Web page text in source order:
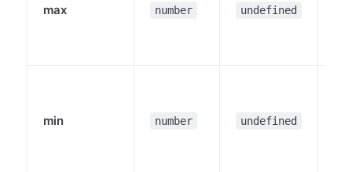
max number undefined
min number undefined